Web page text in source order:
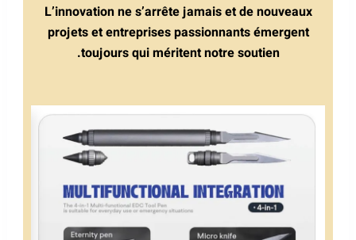
L’innovation ne s’arrête jamais et de nouveaux
projets et entreprises passionnants émergent
toujours qui méritent notre soutien.